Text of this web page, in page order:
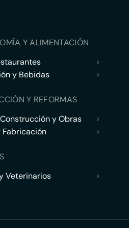
Y ALIMENTACIÓN
›
y Bebidas
›
Y REFORMAS
y Obras
›
›
Veterinarios
›